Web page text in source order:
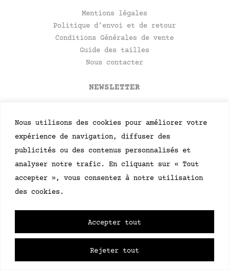
Mentions légales
Politique d’envoi et de retour
Conditions Générales de vente
Guide des tailles
Nous contacter
NEWSLETTER
produits